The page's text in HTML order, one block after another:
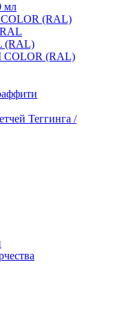
мл
COLOR (RAL)
(RAL)
COLOR (RAL)
Теггинга /